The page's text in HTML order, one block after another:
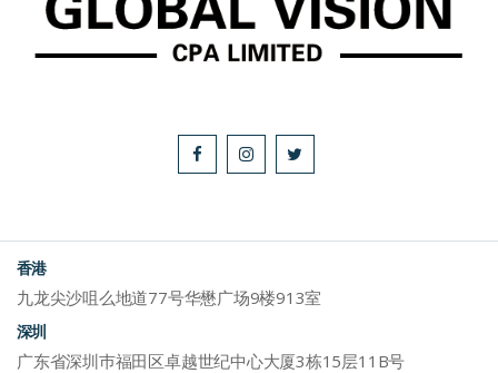
香港
九龙尖沙咀么地道77号华懋广场9楼913室
深圳
广东省深圳巿福田区卓越世纪中心大厦3栋15层11B号